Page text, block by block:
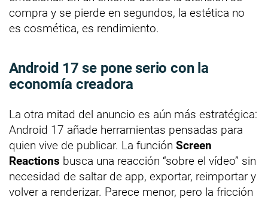
compra y se pierde en segundos, la estética no
es cosmética, es rendimiento.
Android 17 se pone serio con la
economía creadora
La otra mitad del anuncio es aún más estratégica:
Android 17 añade herramientas pensadas para
quien vive de publicar. La función Screen
Reactions busca una reacción “sobre el vídeo” sin
necesidad de saltar de app, exportar, reimportar y
volver a renderizar. Parece menor, pero la fricción